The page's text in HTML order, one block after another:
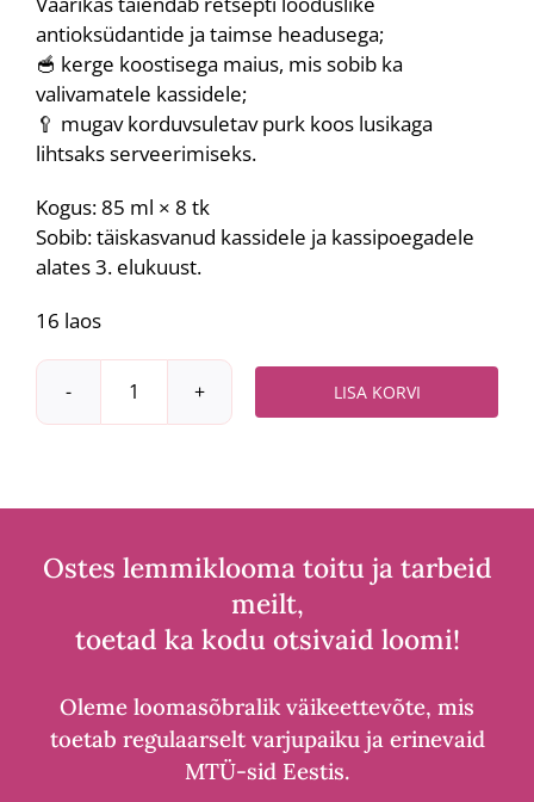
antioksüdantide ja taimse headusega;
🥣 kerge koostisega maius, mis sobib ka
valivamatele kassidele;
🥄 mugav korduvsuletav purk koos lusikaga
lihtsaks serveerimiseks.
Kogus: 85 ml × 8 tk
Sobib: täiskasvanud kassidele ja kassipoegadele
alates 3. elukuust.
16 laos
Uniq
Pets
kana,
ja
kogus
LISA KORVI
Ostes lemmiklooma toitu ja tarbeid
meilt,
toetad ka kodu otsivaid loomi!
Oleme loomasõbralik väikeettevõte, mis
toetab regulaarselt varjupaiku ja erinevaid
MTÜ-sid Eestis.